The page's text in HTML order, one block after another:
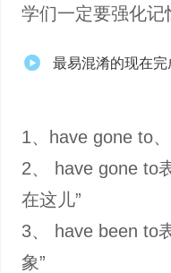
学们一定要强化记
最易混淆的现在完成时短语
1、have gone to
2、 have gone to
在这儿”
3、 have been to
象”